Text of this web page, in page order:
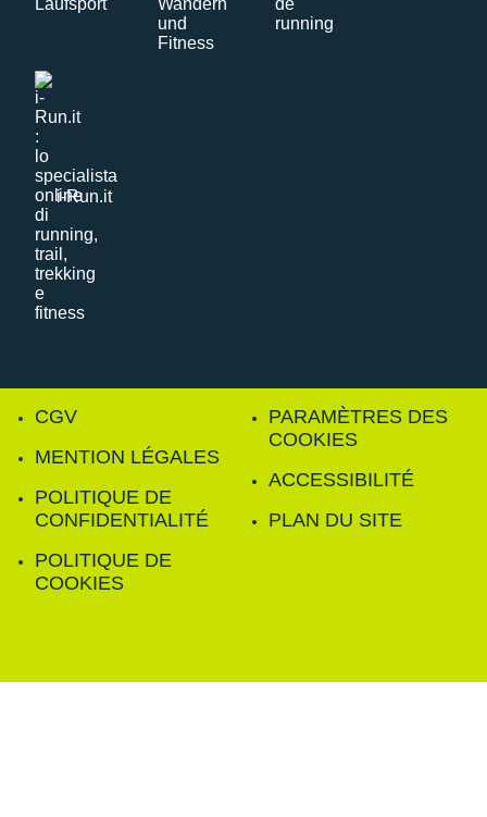
i-Run.it
CGV
MENTION LÉGALES
POLITIQUE DE
CONFIDENTIALITÉ
POLITIQUE DE
COOKIES
PARAMÈTRES DES
COOKIES
ACCESSIBILITÉ
PLAN DU SITE